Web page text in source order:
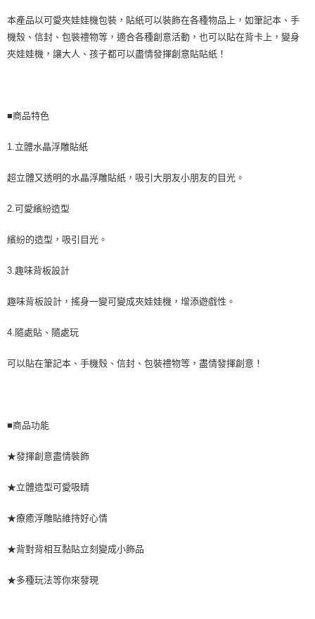
本產品以可愛夾娃娃機包裝，貼紙可以裝飾在各種物品上，如筆記本、手
機殼、信封、包裝禮物等，適合各種創意活動，也可以貼在背卡上，變身
夾娃娃機，讓大人、孩子都可以盡情發揮創意貼貼紙！
■商品特色
1.立體水晶浮雕貼紙
超立體又透明的水晶浮雕貼紙，吸引大朋友小朋友的目光。
2.可愛繽紛造型
繽紛的造型，吸引目光。
3.趣味背板設計
趣味背板設計，搖身一變可變成夾娃娃機，增添遊戲性。
4.隨處貼、隨處玩
可以貼在筆記本、手機殼、信封、包裝禮物等，盡情發揮創意！
■商品功能
★發揮創意盡情裝飾
★立體造型可愛吸睛
★療癒浮雕貼維持好心情
★背對背相互黏貼立刻變成小飾品
★多種玩法等你來發現